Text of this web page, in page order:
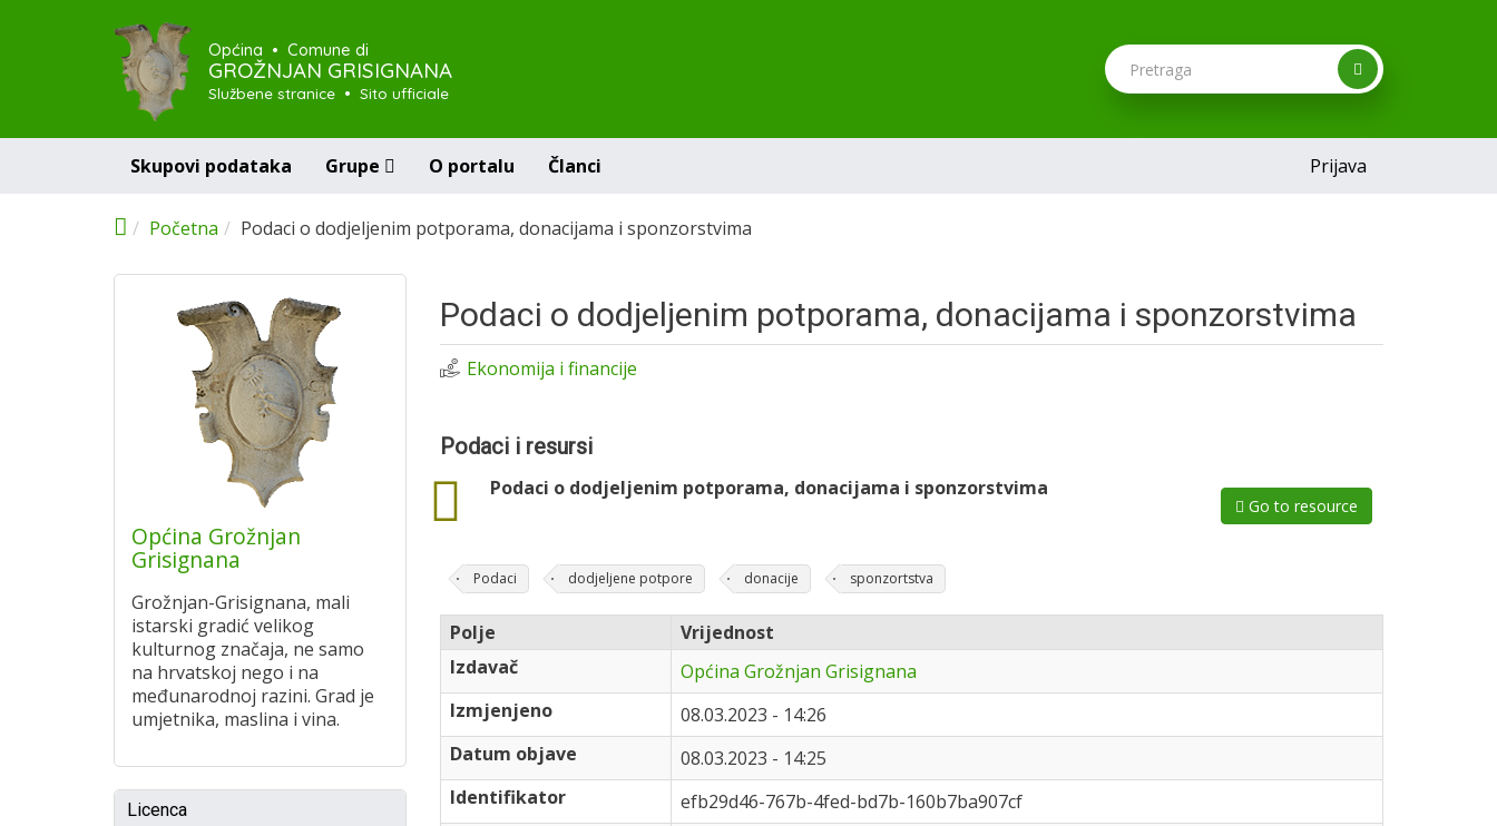
Općina • Comune di
GROŽNJAN GRISIGNANA
Službene stranice • Sito ufficiale
skupovi podataka grupe o portalu članci Prijava
Početna Podaci o dodjeljenim potporama, donacijama i sponzorstvima
Općina Grožnjan
Grisignana
Grožnjan-Grisignana, mali
istarski gradić velikog
kulturnog značaja, ne samo
na hrvatskoj nego i na
međunarodnoj razini. Grad je
umjetnika, maslina i vina.
Licenca
Podaci o dodjeljenim potporama, donacijama i sponzorstvima
Ekonomija i financije
Podaci i resursi
Podaci o dodjeljenim potporama, donacijama i sponzorstvima
data
Go to resource
Podaci dodjeljene potpore donacije sponzortstva
Polje
Vrijednost
Izdavač
Općina Grožnjan Grisignana
Izmjenjeno
08.03.2023 - 14:26
Datum objave
08.03.2023 - 14:25
Identifikator
efb29d46-767b-4fed-bd7b-160b7ba907cf